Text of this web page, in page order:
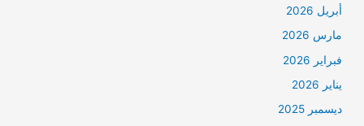
أبريل 2026
مارس 2026
فبراير 2026
يناير 2026
ديسمبر 2025